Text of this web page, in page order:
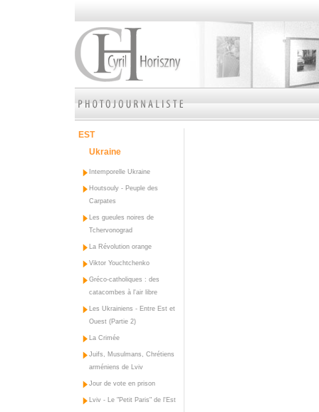
EST
Ukraine
Intemporelle Ukraine
Houtsouly - Peuple des
Carpates
Les gueules noires de
Tchervonograd
La Révolution orange
Viktor Youchtchenko
Gréco-catholiques : des
catacombes à l'air libre
Les Ukrainiens - Entre Est et
Ouest (Partie 2)
La Crimée
Juifs, Musulmans, Chrétiens
arméniens de Lviv
Jour de vote en prison
Lviv - Le "Petit Paris" de l'Est